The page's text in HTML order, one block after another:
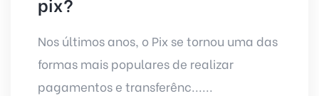
Nos últimos anos, o Pix se tornou uma das
formas mais populares de realizar
pagamentos e transferênc......